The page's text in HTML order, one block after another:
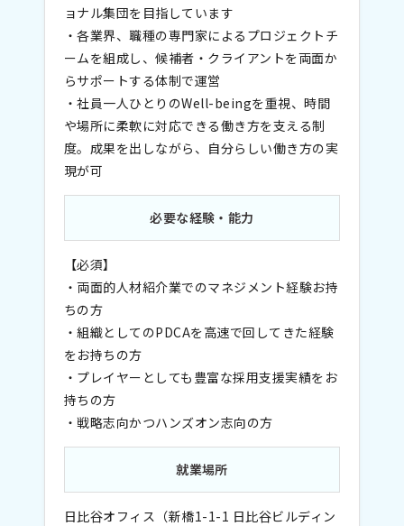
ョナル集団を目指しています
・各業界、職種の専門家によるプロジェクトチ
ームを組成し、候補者・クライアントを両面か
らサポートする体制で運営
・社員一人ひとりのWell-beingを重視、時間
や場所に柔軟に対応できる働き方を支える制
度。成果を出しながら、自分らしい働き方の実
現が可
必要な経験・能力
【必須】
・両面的人材紹介業でのマネジメント経験お持
ちの方
・組織としてのPDCAを高速で回してきた経験
をお持ちの方
・プレイヤーとしても豊富な採用支援実績をお
持ちの方
・戦略志向かつハンズオン志向の方
就業場所
日比谷オフィス（新橋1-1-1 ⽇⽐⾕ビルディン